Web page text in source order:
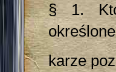
§ 1. Kto
karze